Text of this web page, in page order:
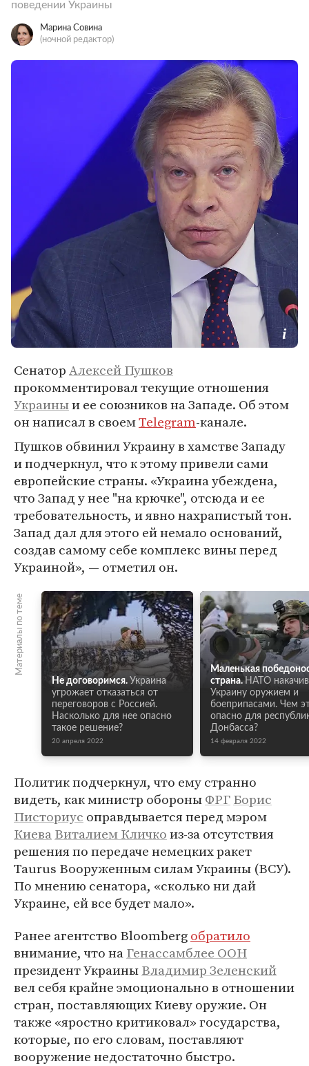
поведении Украины
Марина Совина
(ночной редактор)
СенаторАлексей Пушков
прокомментировал текущие отношения
Украиныи ее союзников на Западе. Об этом
он написал в своемTelegram-канале.
Пушков обвинил Украину в хамстве Западу
и подчеркнул, что к этому привели сами
европейские страны. «Украина убеждена,
что Запад у нее "на крючке", отсюда и ее
требовательность, и явно нахрапистый тон.
Запад дал для этого ей немало оснований,
создав самому себе комплекс вины перед
Украиной», — отметил он.
Материалы по теме
Не договоримся. Украина
угрожает отказаться от
переговоров с Россией.
Насколько для нее опасно
такое решение?
20 апреля 2022
Маленькая
страна. НАТО
Украину оружием и
боеприпасами. Чем
опасно для
Донбасса?
14 февраля 2022
Политик подчеркнул, что ему странно
видеть, как министр обороныФРГБорис
Писториус оправдывается перед мэром
КиеваВиталием Кличкоиз-за отсутствия
решения по передаче немецких ракет
Taurus Вооруженным силам Украины (ВСУ).
По мнению сенатора, «сколько ни дай
Украине, ей все будет мало».
Ранее агентство Bloombergобратило
внимание, что наГенассамблее ООН
президент УкраиныВладимир Зеленский
вел себя крайне эмоционально в отношении
стран, поставляющих Киеву оружие. Он
также «яростно критиковал» государства,
которые, по его словам, поставляют
вооружение недостаточно быстро.